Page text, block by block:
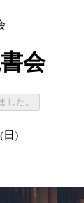
会
した。
日)